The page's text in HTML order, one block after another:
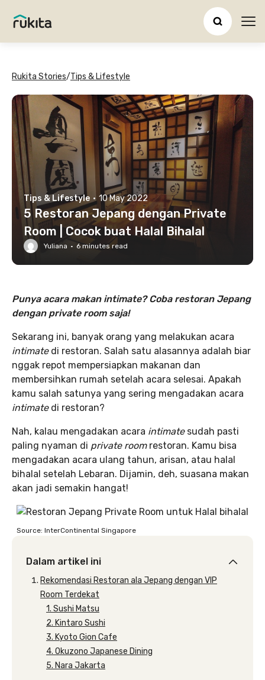
Rukita Stories/Tips & Lifestyle
Tips & Lifestyle · 10 May 2022
5 Restoran Jepang dengan Private
Room | Cocok buat Halal Bihalal
Yuliana · 6 minutes read
Punya acara makan intimate? Coba restoran Jepang
dengan private room saja!
Sekarang ini, banyak orang yang melakukan acara
intimatedi restoran. Salah satu alasannya adalah biar
nggak repot mempersiapkan makanan dan
membersihkan rumah setelah acara selesai. Apakah
kamu salah satunya yang sering mengadakan acara
intimatedi restoran?
Nah, kalau mengadakan acara intimatesudah pasti
paling nyaman di private roomrestoran. Kamu bisa
mengadakan acara ulang tahun, arisan, atau halal
bihalal setelah Lebaran. Dijamin, deh, suasana makan
akan jadi semakin hangat!
Source: InterContinental Singapore
Dalam artikel ini
Rekomendasi Restoran ala Jepang dengan VIP
Room Terdekat
1. Sushi Matsu
2. Kintaro Sushi
3. Kyoto Gion Cafe
4. Okuzono Japanese Dining
5. Nara Jakarta